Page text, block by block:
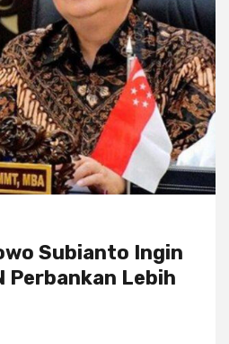
Subianto Ingin
Perbankan Lebih